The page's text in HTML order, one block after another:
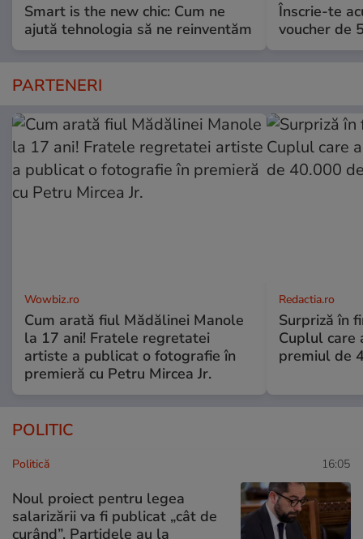
Smart is the new chic: Cum ne
ajută tehnologia să ne reinventăm
Înscrie-te
voucher de
PARTENERI
Wowbiz.ro
Cum arată fiul Mădălinei Manole
la 17 ani! Fratele regretatei
artiste a publicat o fotografie în
premieră cu Petru Mircea Jr.
Redactia.ro
Surpriză în
Cuplul care
premiul de
POLITIC
Politică 16:05
Noul proiect pentru legea
salarizării va fi publicat „cât de
curând”. Partidele au la